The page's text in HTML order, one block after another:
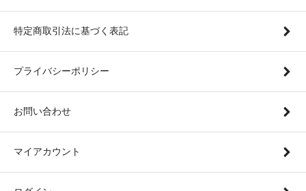
特定商取引法に基づく表記
プライバシーポリシー
お問い合わせ
マイアカウント